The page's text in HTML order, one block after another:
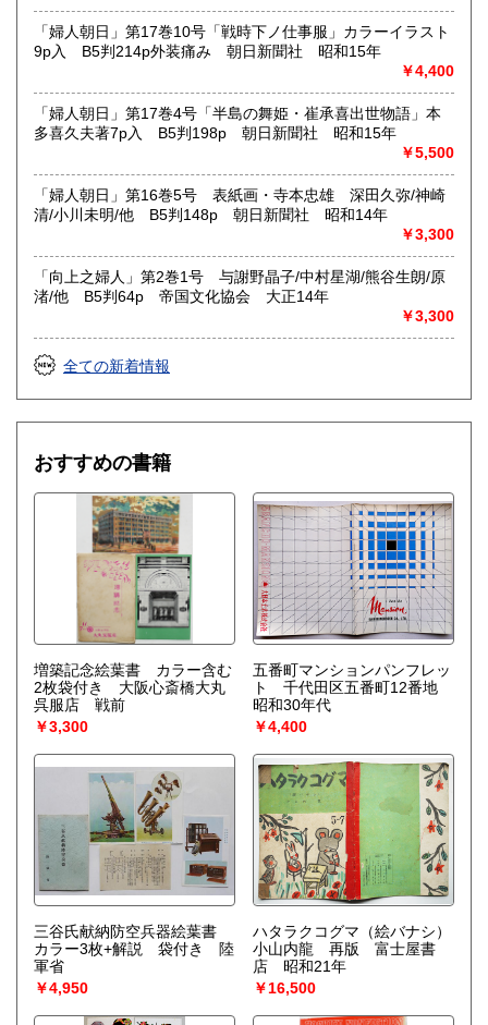
「婦人朝日」第17巻10号「戦時下ノ仕事服」カラーイラスト
9p入 B5判214p外装痛み 朝日新聞社 昭和15年
￥4,400
「婦人朝日」第17巻4号「半島の舞姫・崔承喜出世物語」本
多喜久夫著7p入 B5判198p 朝日新聞社 昭和15年
￥5,500
「婦人朝日」第16巻5号 表紙画・寺本忠雄 深田久弥/神崎
清/小川未明/他 B5判148p 朝日新聞社 昭和14年
￥3,300
「向上之婦人」第2巻1号 与謝野晶子/中村星湖/熊谷生朗/原
渚/他 B5判64p 帝国文化協会 大正14年
￥3,300
全ての新着情報
おすすめの書籍
増築記念絵葉書 カラー含む
2枚袋付き 大阪心斎橋大丸
呉服店 戦前
￥3,300
五番町マンションパンフレッ
ト 千代田区五番町12番地
昭和30年代
￥4,400
三谷氏献納防空兵器絵葉書
カラー3枚+解説 袋付き 陸
軍省
￥4,950
ハタラクコグマ（絵バナシ）
小山内龍 再版 富士屋書
店 昭和21年
￥16,500